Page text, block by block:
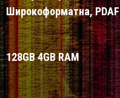
Широкоформатна, PDAF
128GB 4GB RAM